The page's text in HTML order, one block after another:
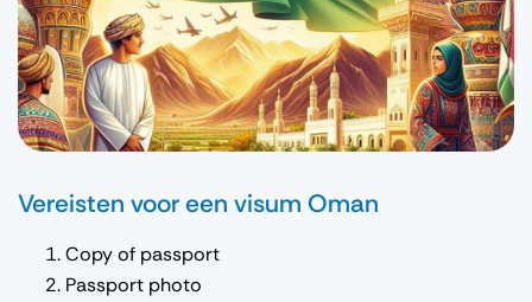
Vereisten voor een visum Oman
Copy of passport
Passport photo